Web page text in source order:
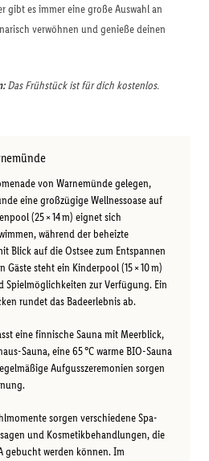
gibt es immer eine große Auswahl an
verwöhnen und genieße deinen
Das Frühstück ist für dich kostenlos.
von Warnemünde gelegen,
eine großzügige Wellnessoase auf
(25 × 14 m) eignet sich
während der beheizte
Blick auf die Ostsee zum Entspannen
steht ein Kinderpool (15 × 10 m)
Spielmöglichkeiten zur Verfügung. Ein
rundet das Badeerlebnis ab.
eine finnische Sauna mit Meerblick,
Sauna, eine 65 °C warme BIO-Sauna
Aufgusszeremonien sorgen
sorgen verschiedene Spa-
und Kosmetikbehandlungen, die
gebucht werden können. Im